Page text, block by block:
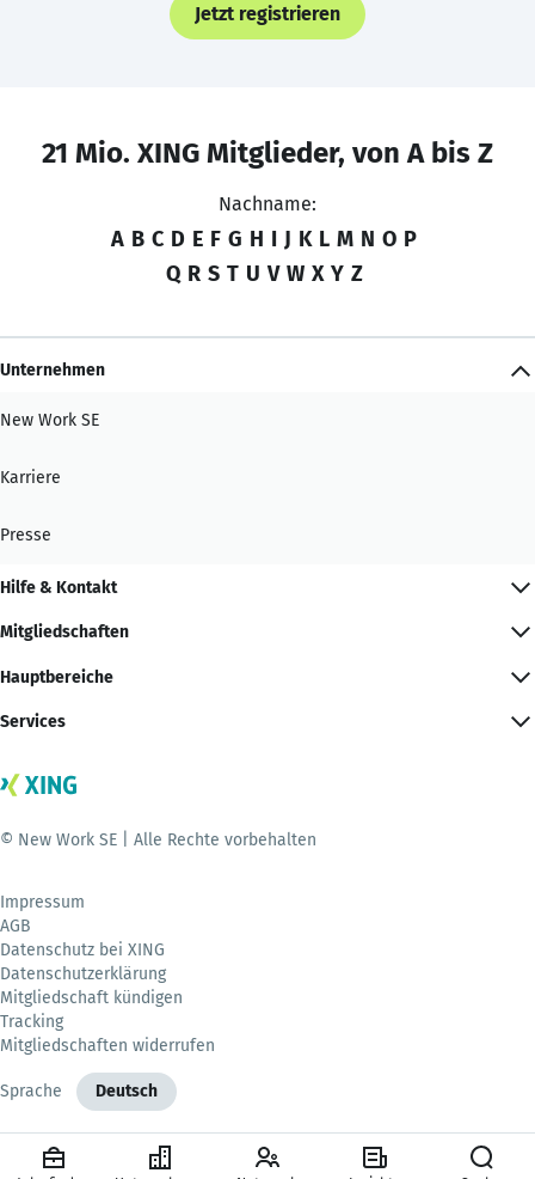
Jetzt registrieren
21 Mio. XING Mitglieder, von A bis Z
Nachname:
A B C D E F G H I J K L M N O P
Q R S T U V W X Y Z
Unternehmen
New Work SE
Karriere
Presse
Hilfe & Kontakt
Mitgliedschaften
Hauptbereiche
Services
© New Work SE | Alle Rechte vorbehalten
Impressum
AGB
Datenschutz bei XING
Datenschutzerklärung
Mitgliedschaft kündigen
Tracking
Mitgliedschaften widerrufen
Sprache Deutsch